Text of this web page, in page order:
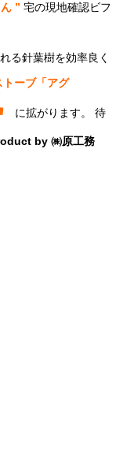
” 宅の現地確認ビフ
る針葉樹を効率良く
トーブ「アグ
に拡がります。 待
by ㈱原工務